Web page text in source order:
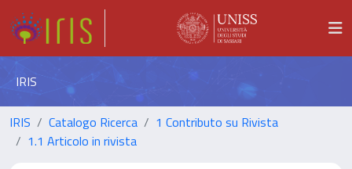
IRIS
IRIS Catalogo Ricerca
1 Contributo su Rivista
1.1 Articolo in rivista